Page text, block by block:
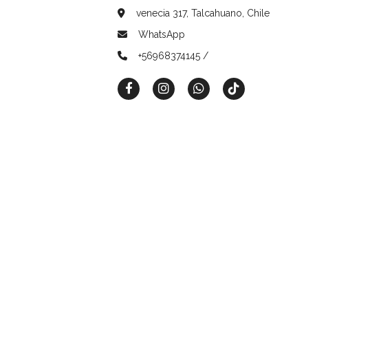
venecia 317, Talcahuano, Chile
WhatsApp
+56968374145 /